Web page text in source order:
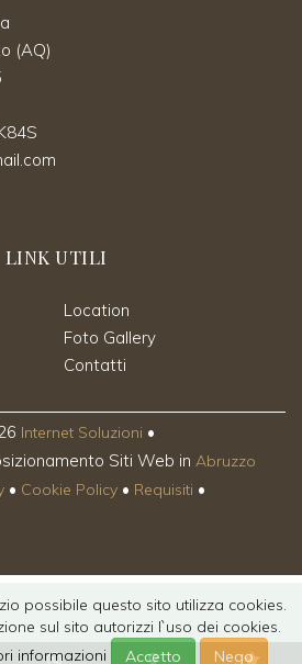
(AQ)
LINK UTILI
Location
Foto Gallery
Contatti
Internet Soluzioni •
Siti Web in Abruzzo
• Cookie Policy • Requisiti •
possibile questo sito utilizza cookies.
sul sito autorizzi l`uso dei cookies.
informazioni
Accetto Nego